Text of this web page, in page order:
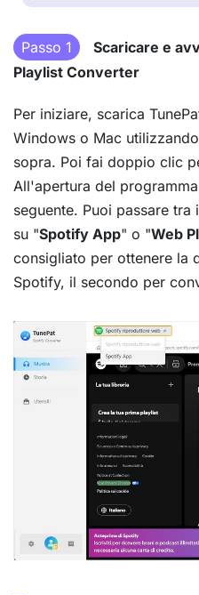
Passo 1
Scaricare e
Playlist Converter
Per iniziare, scarica
Windows o Mac
sopra. Poi fai doppio clic
All'apertura del
seguente. Puoi passare
su "Spotify App" o "Web
consigliato per ottenere la
Spotify, il secondo per